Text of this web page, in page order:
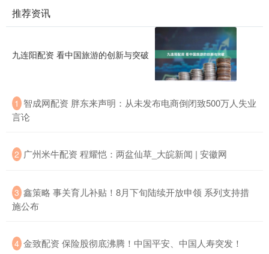
推荐资讯
九连阳配资 看中国旅游的创新与突破
1 智成网配资 胖东来声明：从未发布电商倒闭致500万人失业
言论
2 广州米牛配资 程耀恺：两盆仙草_大皖新闻 | 安徽网
3 鑫策略 事关育儿补贴！8月下旬陆续开放申领 系列支持措
施公布
4 金致配资 保险股彻底沸腾！中国平安、中国人寿突发！